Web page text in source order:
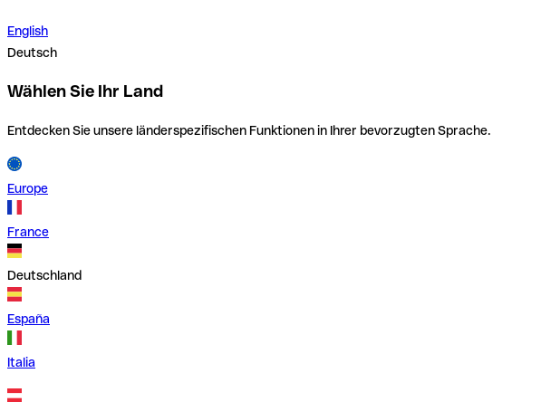
English
Deutsch
Wählen Sie Ihr Land
Entdecken Sie unsere länderspezifischen Funktionen in Ihrer bevorzugten Sprache.
Europe
France
Deutschland
España
Italia